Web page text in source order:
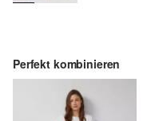
Perfekt kombinieren